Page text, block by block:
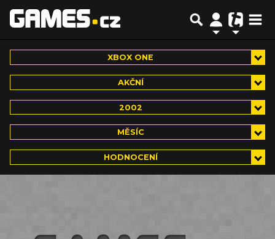
XBOX ONE
AKČNÍ
2002
MĚSÍC
HODNOCENÍ